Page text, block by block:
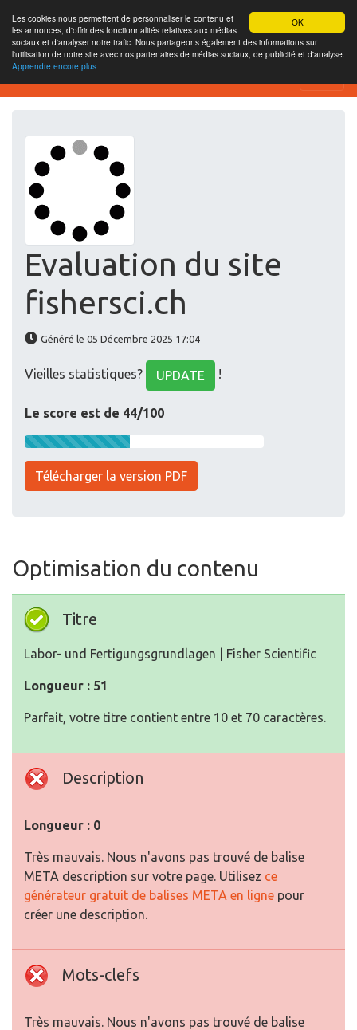
OK
Les cookies nous permettent de personnaliser le contenu et
les annonces, d'offrir des fonctionnalités relatives aux médias
sociaux et d'analyser notre trafic. Nous partageons également des informations sur
l'utilisation de notre site avec nos partenaires de médias sociaux, de publicité et d'analyse.
Apprendre encore plus
Website-SEO-Überprüfung
Evaluation du site
fishersci.ch
Généré le 05 Décembre 2025 17:04
Vieilles statistiques? UPDATE !
Le score est de 44/100
Télécharger la version PDF
Optimisation du contenu
Titre
Labor- und Fertigungsgrundlagen | Fisher Scientific
Longueur : 51
Parfait, votre titre contient entre 10 et 70 caractères.
Description
Longueur : 0
Très mauvais. Nous n'avons pas trouvé de balise
META description sur votre page. Utilisez ce
générateur gratuit de balises META en ligne pour
créer une description.
Mots-clefs
Très mauvais. Nous n'avons pas trouvé de balise